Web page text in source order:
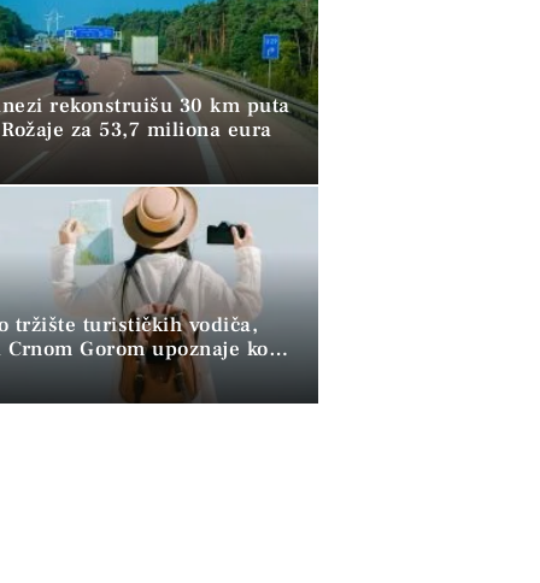
rekonstruišu 30 km puta
za 53,7 miliona eura
tržište turističkih vodiča,
Gorom upoznaje ko